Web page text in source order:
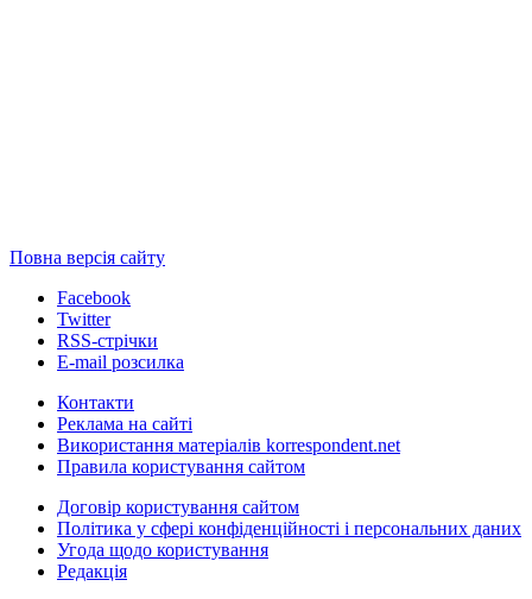
Повна версія сайту
Facebook
Twitter
RSS-стрічки
E-mail розсилка
Контакти
Реклама на сайті
Використання матеріалів korrespondent.net
Правила користування сайтом
Договір користування сайтом
Політика у сфері конфіденційності і персональних даних
Угода щодо користування
Редакція